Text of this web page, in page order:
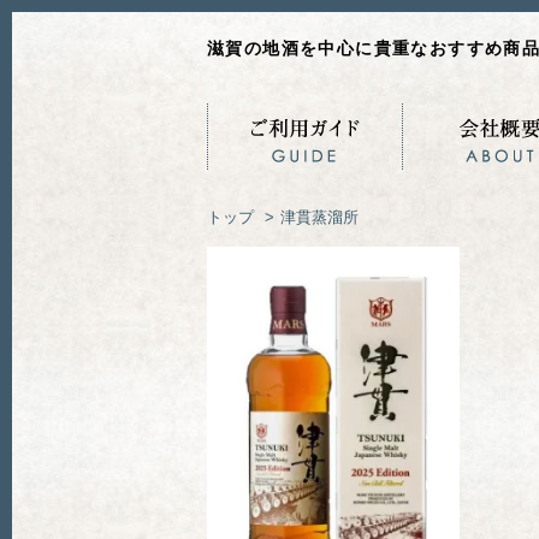
滋賀の地酒を中心に貴重なおすすめ商
トップ > 津貫蒸溜所